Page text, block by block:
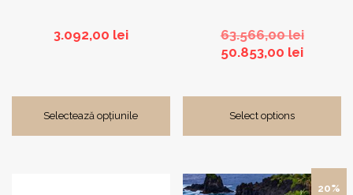
3.092,00 lei
Selectează opțiunile
63.566,00leiPrețul
inițial
50.853,00 leiPrețul
Select options
20%